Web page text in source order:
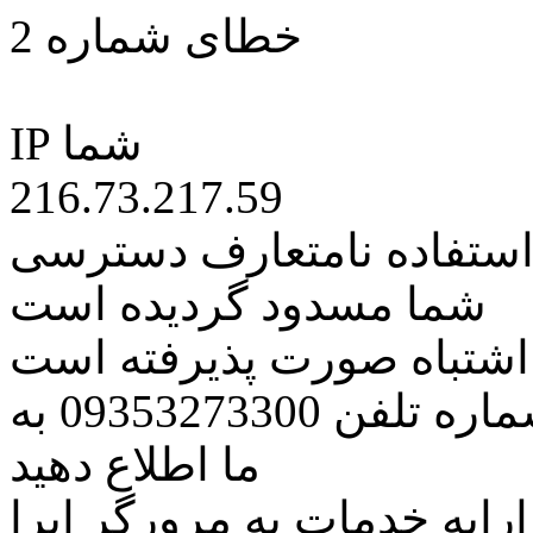
خطای شماره 2
IP شما
216.73.217.59
نامتعارف دسترسی
شما مسدود گردیده است
اشتباه صورت پذیرفته است
مراتب این مسئله را از طریق شماره تلفن 09353273300 به
ما اطلاع دهید
خدمات به مرورگر اپرا